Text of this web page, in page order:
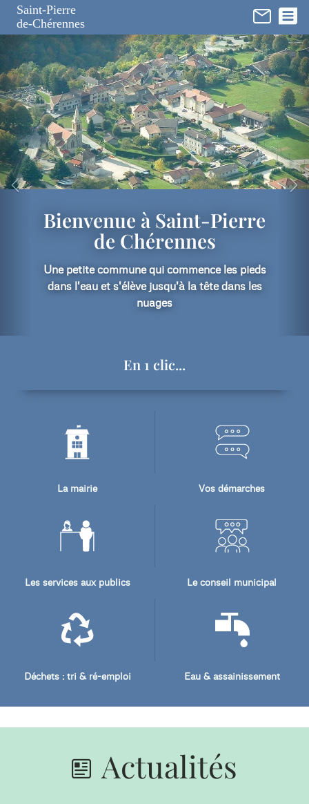
Saint-Pierre
de-Chérennes
Bienvenue à Saint-Pierre
de Chérennes
Une petite commune qui commence les pieds
dans l'eau et s'élève jusqu'à la tête dans les
nuages
En 1 clic...
La mairie Vos démarches
Les services aux publics Le conseil municipal
Déchets : tri & ré-emploi Eau & assainissement
Actualités
Panneau de gestion des cookies